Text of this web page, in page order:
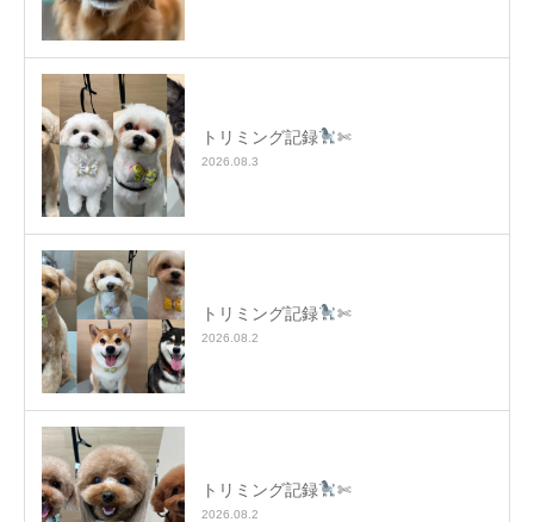
トリミング記録 ✄
2026.08.3
トリミング記録 ✄
2026.08.2
トリミング記録 ✄
2026.08.2